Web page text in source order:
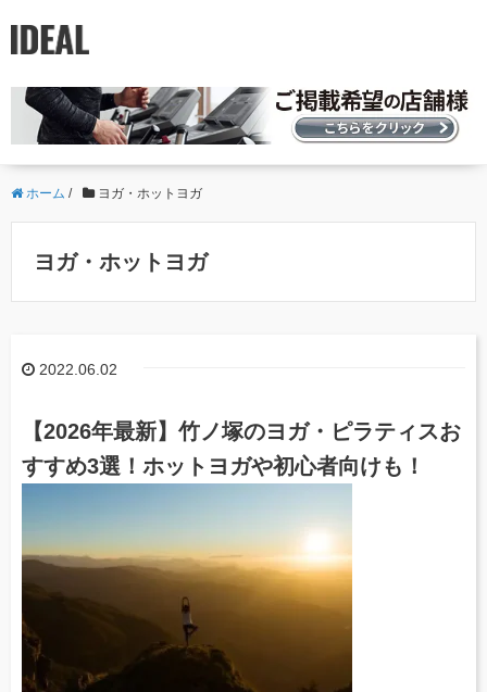
ホーム / ヨガ・ホットヨガ
ヨガ・ホットヨガ
2022.06.02
【2026年最新】竹ノ塚のヨガ・ピラティスお
すすめ3選！ホットヨガや初心者向けも！